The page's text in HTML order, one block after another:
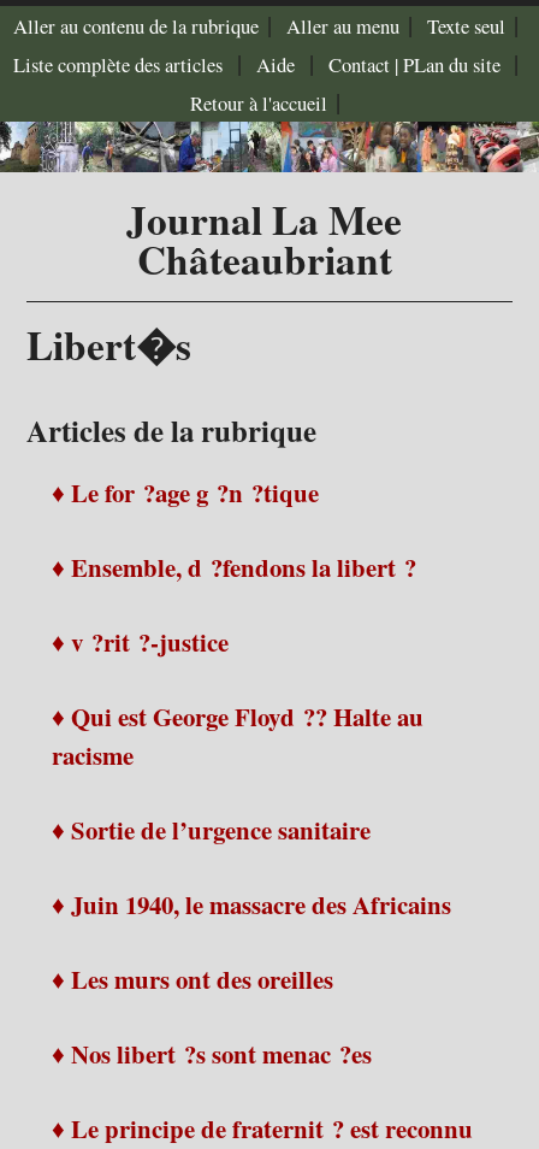
Aller au contenu de la rubrique| Aller au menu| Texte seul |
Liste complète des articles| Aide| Contact |PLan du site |
Retour à l'accueil |
Journal La Mee
Châteaubriant
Libert�s
Articles de la rubrique
♦ Le for ?age g ?n ?tique
♦ Ensemble, d ?fendons la libert ?
♦ v ?rit ?-justice
♦ Qui est George Floyd ?? Halte au
racisme
♦ Sortie de l’urgence sanitaire
♦ Juin 1940, le massacre des Africains
♦ Les murs ont des oreilles
♦ Nos libert ?s sont menac ?es
♦ Le principe de fraternit ? est reconnu